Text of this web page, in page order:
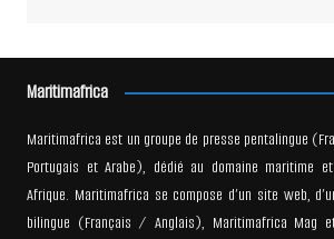
Maritimafrica
Maritimafrica est un groupe de presse pentalingue
Portugais et Arabe), dédié au domaine maritime
Afrique. Maritimafrica se compose d’un site web,
bilingue (Français / Anglais), Maritimafrica Mag et